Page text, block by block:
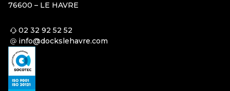
76600 – LE HAVRE
02 32 92 52 52
info@dockslehavre.com